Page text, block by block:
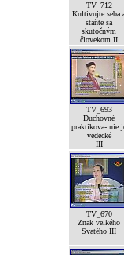
TV_712
Kultivujte seba
staňte sa
skutočným
človekom II
TV_693
Duchovné
praktikova- nie
vedecké
III
TV_670
Znak velkého
Svatého III